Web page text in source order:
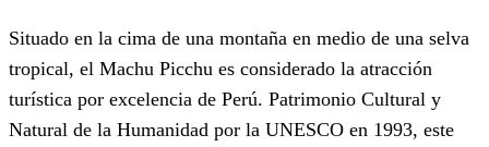
Situado en la cima de una montaña en medio de una selva
tropical, el Machu Picchu es considerado la atracción
turística por excelencia de Perú. Patrimonio Cultural y
Natural de la Humanidad por la UNESCO en 1993, este